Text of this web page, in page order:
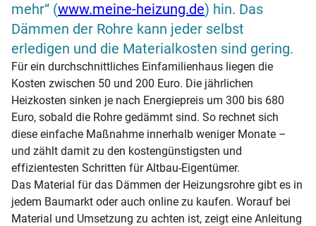
mehr“ (www.meine-heizung.de) hin. Das
Dämmen der Rohre kann jeder selbst
erledigen und die Materialkosten sind gering.
Für ein durchschnittliches Einfamilienhaus liegen die
Kosten zwischen 50 und 200 Euro. Die jährlichen
Heizkosten sinken je nach Energiepreis um 300 bis 680
Euro, sobald die Rohre gedämmt sind. So rechnet sich
diese einfache Maßnahme innerhalb weniger Monate –
und zählt damit zu den kostengünstigsten und
effizientesten Schritten für Altbau-Eigentümer.
Das Material für das Dämmen der Heizungsrohre gibt es in
jedem Baumarkt oder auch online zu kaufen. Worauf bei
Material und Umsetzung zu achten ist, zeigt eine Anleitung